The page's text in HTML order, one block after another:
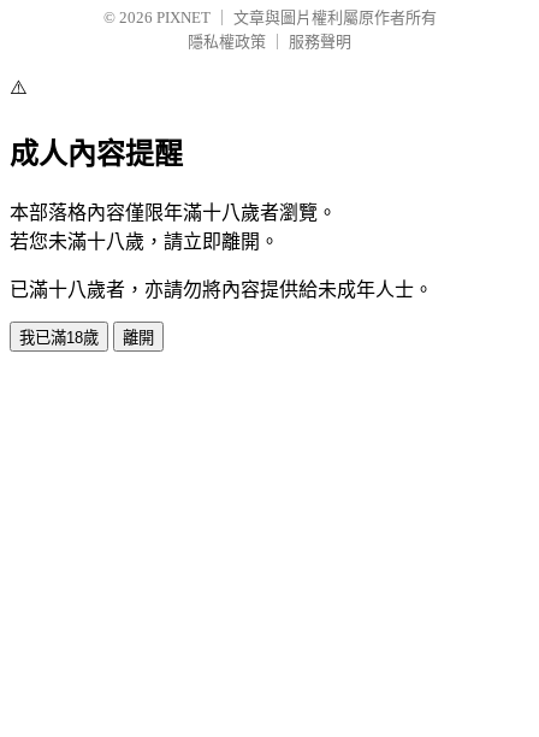
© 2026 PIXNET
文章與圖片權利屬原作者所有
隱私權政策
服務聲明
⚠️
成人內容提醒
本部落格內容僅限年滿十八歲者瀏覽。
若您未滿十八歲，請立即離開。
已滿十八歲者，亦請勿將內容提供給未成年人士。
我已滿18歲 離開